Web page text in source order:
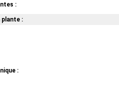
:
plante :
: